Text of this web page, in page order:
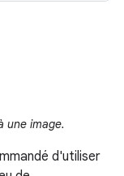
une image.
d'utiliser